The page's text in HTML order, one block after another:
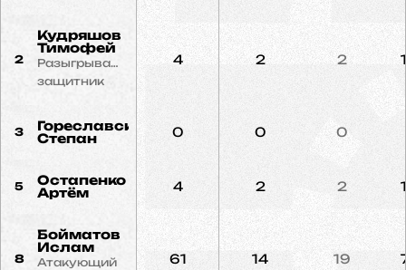
2
Кудряшов
Тимофей
Разыгрывающий
защитник
4 2 2
3
Гореславский
Степан
0 0 0
5
Остапенко
Артём
4 2 2
8
Бойматов
Ислам
Атакующий
61 14 19